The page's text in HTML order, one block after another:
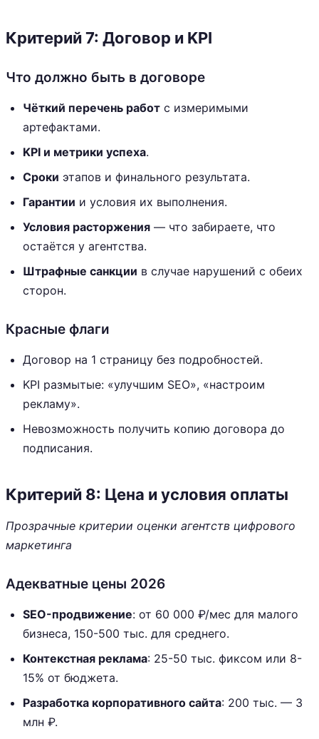
Критерий 7: Договор и KPI
Что должно быть в договоре
Чёткий перечень работ с измеримыми
артефактами.
KPI и метрики успеха.
Сроки этапов и финального результата.
Гарантии и условия их выполнения.
Условия расторжения — что забираете, что
остаётся у агентства.
Штрафные санкции в случае нарушений с обеих
сторон.
Красные флаги
Договор на 1 страницу без подробностей.
KPI размытые: «улучшим SEO», «настроим
рекламу».
Невозможность получить копию договора до
подписания.
Критерий 8: Цена и условия оплаты
Прозрачные критерии оценки агентств цифрового
маркетинга
Адекватные цены 2026
SEO-продвижение: от 60 000 ₽/мес для малого
бизнеса, 150-500 тыс. для среднего.
Контекстная реклама: 25-50 тыс. фиксом или 8-
15% от бюджета.
Разработка корпоративного сайта: 200 тыс. — 3
млн ₽.